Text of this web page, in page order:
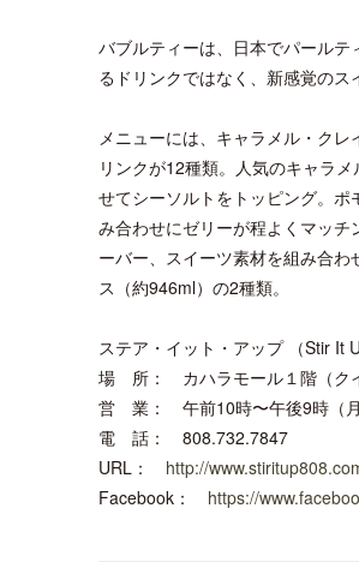
バブルティーは、日本でパール
るドリンクではなく、新感覚のス
メニューには、キャラメル・ク
リンクが12種類。人気のキャラ
せてシーソルトをトッピング。
み合わせにゼリーが程よくマッ
ーバー、スイーツ素材を組み合
ス（約946ml）の2種類。
ステア・イット・アップ （Stir It
場 所： カハラモール１階（ク
営 業： 午前10時〜午後9時（月
電 話： 808.732.7847
URL： http://
Facebook： https://